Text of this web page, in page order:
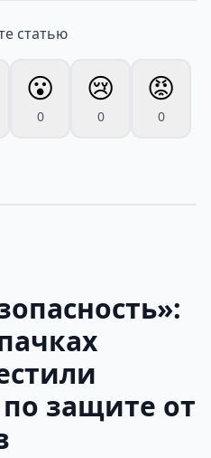
статью
😮
0
😢
0
😡
0
защите от